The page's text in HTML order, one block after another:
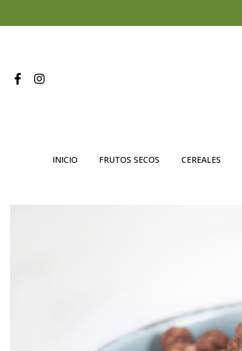
INICIO FRUTOS SECOS CEREALES